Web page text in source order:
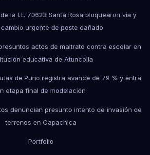
la I.E. 70623 Santa Rosa bloquearon vía y
urgente de poste dañado
actos de maltrato contra escolar en
educativa de Atuncolla
de Puno registra avance de 79 % y entra
etapa final de modelación
denuncian presunto intento de invasión de
terrenos en Capachica
Portfolio